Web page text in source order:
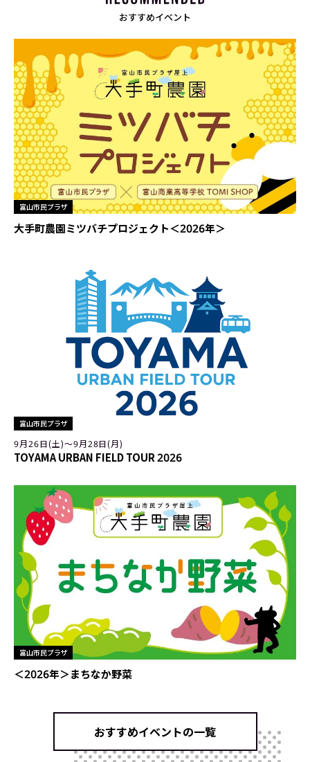
おすすめイベント
富山市民プラザ
大手町農園ミツバチプロジェクト＜2026年＞
富山市民プラザ
9月26日(土)〜9月28日(月)
TOYAMA URBAN FIELD TOUR 2026
富山市民プラザ
＜2026年＞まちなか野菜
おすすめイベントの一覧